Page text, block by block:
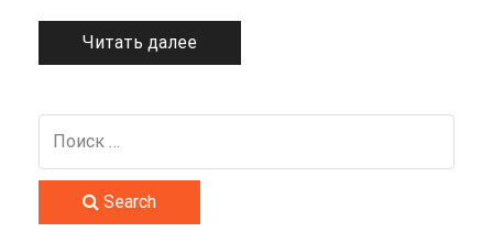
Читать далее
Search